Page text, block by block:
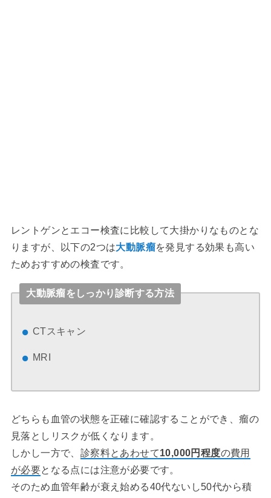
レントゲンとエコー検査に比較して大掛かりなものとな
りますが、以下の2つは大動脈瘤を発見する効果も高い
ためおすすめの検査です。
大動脈瘤をしっかり診断する方法
CTスキャン
MRI
どちらも血管の状態を正確に確認することができ、瘤の
見落としリスクが低くなります。
しかし一方で、 診察料とあわせて10,000円程度の費用
が必要となる点には注意が必要です。
そのため血管年齢が衰え始める40代ないし50代から積